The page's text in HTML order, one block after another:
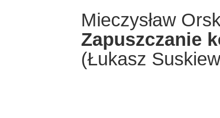
Mieczysław
Zapuszczanie
(Łukasz